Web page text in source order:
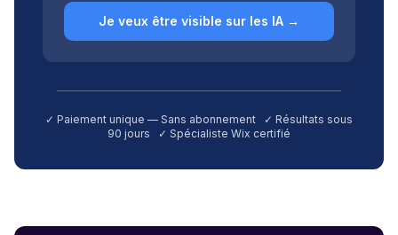
Je veux être visible sur les IA →
✓ Paiement unique — Sans abonnement ✓ Résultats sous
90 jours ✓ Spécialiste Wix certifié